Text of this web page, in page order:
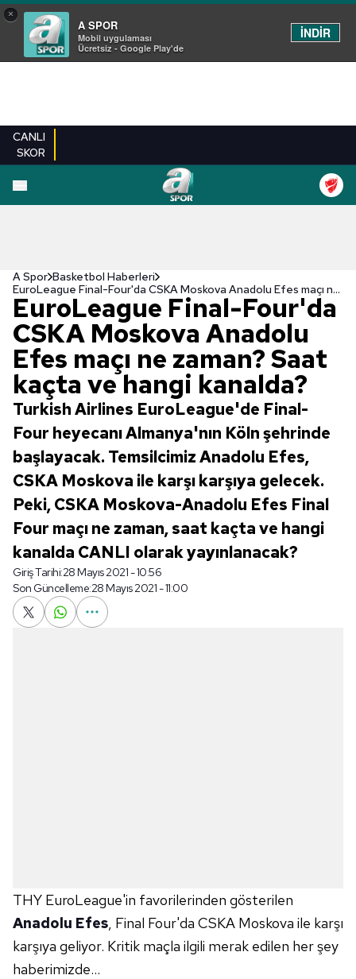
×
A SPOR
Mobil uygulaması
Ücretsiz - Google Play'de
İNDİR
CANLI
SKOR
A Spor Basketbol Haberleri
EuroLeague Final-Four'da CSKA Moskova Anadolu Efes maçı ne zaman? Saat kaçta ve hangi kanalda?
EuroLeague Final-Four'da
CSKA Moskova Anadolu
Efes maçı ne zaman? Saat
kaçta ve hangi kanalda?
Turkish Airlines EuroLeague'de Final-
Four heyecanı Almanya'nın Köln şehrinde
başlayacak. Temsilcimiz Anadolu Efes,
CSKA Moskova ile karşı karşıya gelecek.
Peki, CSKA Moskova-Anadolu Efes Final
Four maçı ne zaman, saat kaçta ve hangi
kanalda CANLI olarak yayınlanacak?
Giriş Tarihi:28 Mayıs 2021 - 10:56
Son Güncelleme:28 Mayıs 2021 - 11:00
THY EuroLeague'in favorilerinden gösterilen
Anadolu Efes, Final Four'da CSKA Moskova ile karşı
karşıya geliyor. Kritik maçla ilgili merak edilen her şey
haberimizde...